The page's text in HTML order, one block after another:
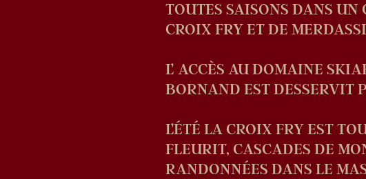
TOUTES SAISONS DANS
CROIX FRY ET DE
L’ ACCÈS AU DOMAINE
BORNAND EST DESSERVIT
L’ÉTÉ LA CROIX FRY EST
FLEURIT, CASCADES DE
RANDONNÉES DANS LE